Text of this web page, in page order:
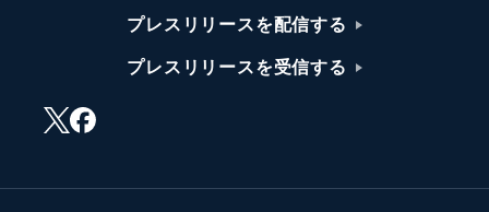
プレスリリースを配信する
プレスリリースを受信する